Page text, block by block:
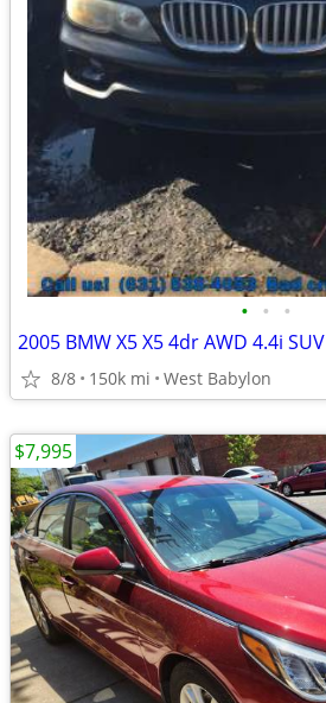
• • •
2005 BMW X5 X5 4dr AWD 4.4i SUV
8/8 150k mi West Babylon
$7,995